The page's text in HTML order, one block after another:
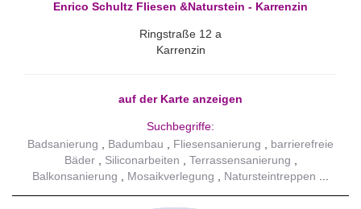
Enrico Schultz Fliesen &Naturstein - Karrenzin
Ringstraße 12 a
Karrenzin
auf der Karte anzeigen
Suchbegriffe:
Badsanierung
Badumbau Fliesensanierung
barrierefreie
Bäder
Siliconarbeiten
Terrassensanierung
Balkonsanierung
Mosaikverlegung Natursteintreppen